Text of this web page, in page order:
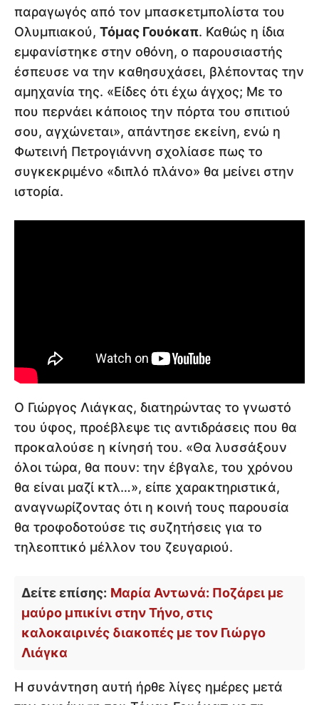
παραγωγός από τον μπασκετμπολίστα του
Ολυμπιακού, Τόμας Γουόκαπ. Καθώς η ίδια
εμφανίστηκε στην οθόνη, ο παρουσιαστής
έσπευσε να την καθησυχάσει, βλέποντας την
αμηχανία της. «Είδες ότι έχω άγχος; Με το
που περνάει κάποιος την πόρτα του σπιτιού
σου, αγχώνεται», απάντησε εκείνη, ενώ η
Φωτεινή Πετρογιάννη σχολίασε πως το
συγκεκριμένο «διπλό πλάνο» θα μείνει στην
ιστορία.
Ο Γιώργος Λιάγκας, διατηρώντας το γνωστό
του ύφος, προέβλεψε τις αντιδράσεις που θα
προκαλούσε η κίνησή του. «Θα λυσσάξουν
όλοι τώρα, θα πουν: την έβγαλε, του χρόνου
θα είναι μαζί κτλ…», είπε χαρακτηριστικά,
αναγνωρίζοντας ότι η κοινή τους παρουσία
θα τροφοδοτούσε τις συζητήσεις για το
τηλεοπτικό μέλλον του ζευγαριού.
Δείτε επίσης: Μαρία Αντωνά: Ποζάρει με
μαύρο μπικίνι στην Τήνο, στις
καλοκαιρινές διακοπές με τον Γιώργο
Λιάγκα
Η συνάντηση αυτή ήρθε λίγες ημέρες μετά